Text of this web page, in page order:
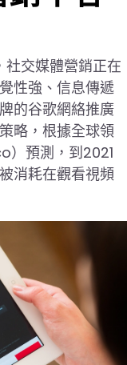
交媒體營銷正在
性強、信息傳遞
的谷歌網絡推廣
略，根據全球領
）預測，到2021
消耗在觀看視頻